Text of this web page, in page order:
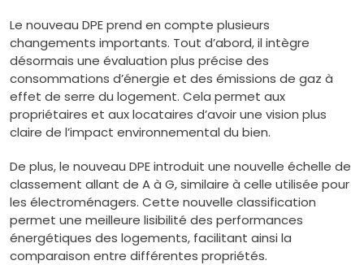
Le nouveau DPE prend en compte plusieurs
changements importants. Tout d’abord, il intègre
désormais une évaluation plus précise des
consommations d’énergie et des émissions de gaz à
effet de serre du logement. Cela permet aux
propriétaires et aux locataires d’avoir une vision plus
claire de l’impact environnemental du bien.
De plus, le nouveau DPE introduit une nouvelle échelle de
classement allant de A à G, similaire à celle utilisée pour
les électroménagers. Cette nouvelle classification
permet une meilleure lisibilité des performances
énergétiques des logements, facilitant ainsi la
comparaison entre différentes propriétés.